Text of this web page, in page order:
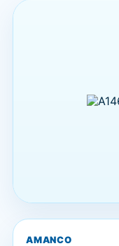
AMANCO